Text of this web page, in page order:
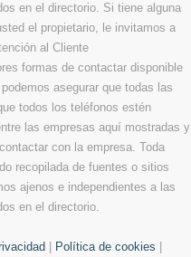
en el directorio. Si tiene alguna
el propietario, le invitamos a
al Cliente
formas de contactar disponible
asegurar que todas las
todos los teléfonos estén
las empresas aquí mostradas y
con la empresa. Toda
recopilada de fuentes o sitios
ajenos e independientes a las
en el directorio.
Política de cookies